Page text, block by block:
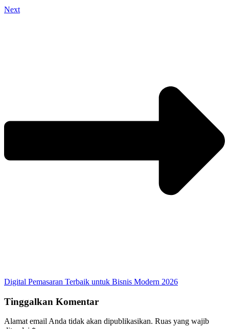
Next
Digital Pemasaran Terbaik untuk Bisnis Modern 2026
Tinggalkan Komentar
Alamat email Anda tidak akan dipublikasikan. Ruas yang wajib